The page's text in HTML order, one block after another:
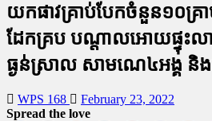
យកផាវគ្រាប់បែកចំនួន១០គ្
ដែកគ្រប បណ្តាលអោយផ្ទុះលា
ធ្ងន់ស្រាល សាមណេ៤អង្គ និង
WPS 168
February 23, 2022
Spread the love